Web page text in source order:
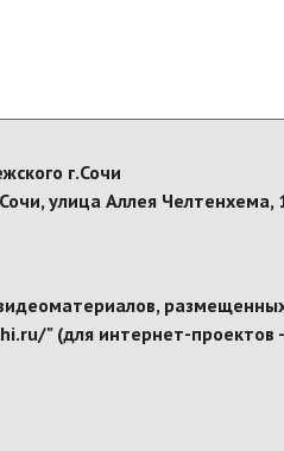
г.Сочи
улица Аллея Челтенхема,
" (для интернет-проектов -